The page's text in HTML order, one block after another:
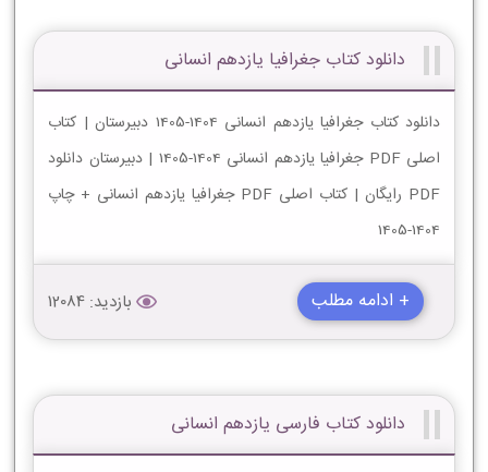
دانلود کتاب جغرافیا یازدهم انسانی
دانلود کتاب جغرافیا یازدهم انسانی 1404-1405 دبیرستان | کتاب
اصلی PDF جغرافیا یازدهم انسانی 1404-1405 | دبیرستان دانلود
PDF رایگان | کتاب اصلی PDF جغرافیا یازدهم انسانی + چاپ
1404-1405
+ ادامه مطلب بازدید: 12084
دانلود کتاب فارسی یازدهم انسانی